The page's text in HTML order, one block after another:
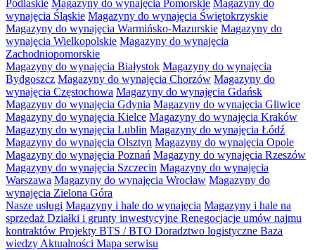
Podlaskie Magazyny do wynajęcia Pomorskie Magazyny do
wynajęcia Śląskie Magazyny do wynajęcia Świętokrzyskie
Magazyny do wynajęcia Warmińsko-Mazurskie Magazyny do
wynajęcia Wielkopolskie Magazyny do wynajęcia
Zachodniopomorskie
Magazyny do wynajęcia Białystok Magazyny do wynajęcia
Bydgoszcz Magazyny do wynajęcia Chorzów Magazyny do
wynajęcia Częstochowa Magazyny do wynajęcia Gdańsk
Magazyny do wynajęcia Gdynia Magazyny do wynajęcia Gliwice
Magazyny do wynajęcia Kielce Magazyny do wynajęcia Kraków
Magazyny do wynajęcia Lublin Magazyny do wynajęcia Łódź
Magazyny do wynajęcia Olsztyn Magazyny do wynajęcia Opole
Magazyny do wynajęcia Poznań Magazyny do wynajęcia Rzeszów
Magazyny do wynajęcia Szczecin Magazyny do wynajęcia
Warszawa Magazyny do wynajęcia Wrocław Magazyny do
wynajęcia Zielona Góra
Nasze usługi Magazyny i hale do wynajęcia Magazyny i hale na
sprzedaż Działki i grunty inwestycyjne Renegocjacje umów najmu
kontraktów Projekty BTS / BTO Doradztwo logistyczne Baza
wiedzy Aktualności Mapa serwisu